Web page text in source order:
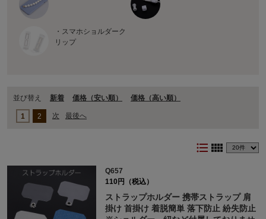
・スマホショルダーク
リップ
並び替え 新着 価格（安い順） 価格（⾼い順）
1 2 次 最後へ
format_list_bulleted view_comfy
Q657
110円（税込）
ストラップホルダー 携帯ストラップ 肩
掛け 首掛け 着脱簡単 落下防止 紛失防止